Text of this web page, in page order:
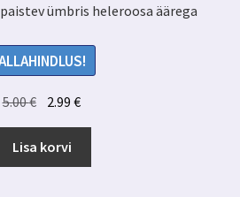
ümbris heleroosa äärega
5.00€ Algne
hind
oli:
5.00 €.
2.99€Praegune
hind
2.99 €.
Lisa korvi